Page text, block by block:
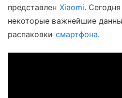
представлен Xiaomi.
некоторые важнейшие
распаковки смартфона.